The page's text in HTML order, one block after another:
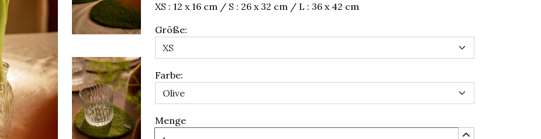
XS : 12 x 16 cm / S : 26 x 32 cm / L : 36 x 42 cm
Größe:
Farbe:
Menge